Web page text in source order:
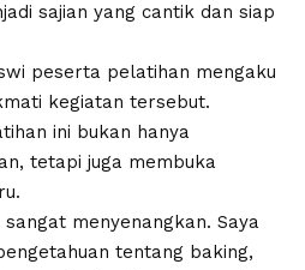
sajian yang cantik dan siap
peserta pelatihan mengaku
kegiatan tersebut.
ini bukan hanya
tetapi juga membuka
sangat menyenangkan. Saya
tentang baking,